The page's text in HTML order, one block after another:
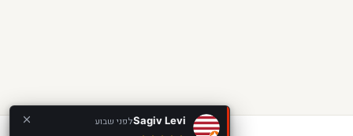
Sagiv Leviלפני שבוע